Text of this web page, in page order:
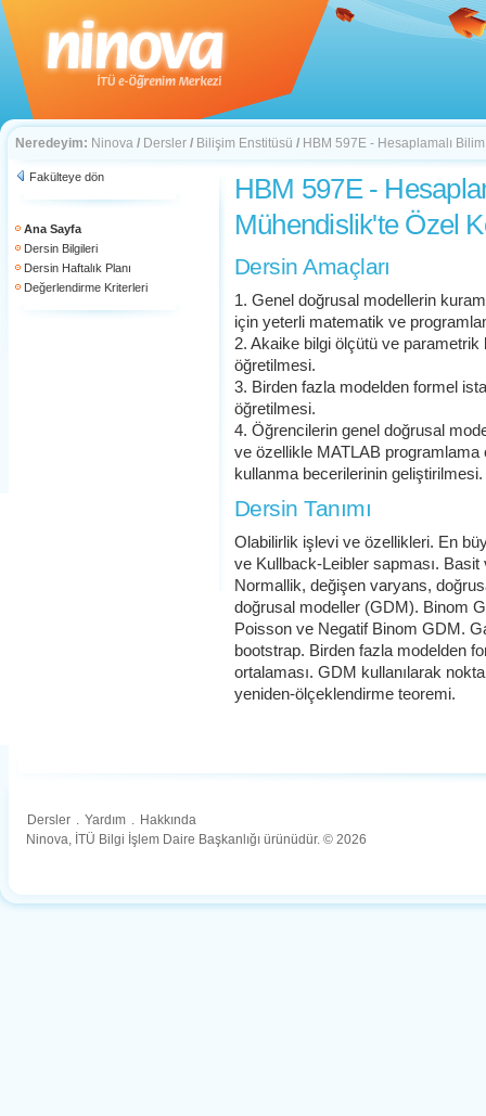
Neredeyim: Ninova / Dersler / Bilişim Enstitüsü / HBM 597E - Hesaplamalı
Fakülteye dön
Ana Sayfa
Dersin Bilgileri
Dersin Haftalık Planı
Değerlendirme Kriterleri
HBM 597E -
Mühendislik'te Özel
Dersin Amaçları
1. Genel doğrusal modellerin
için yeterli matematik ve
2. Akaike bilgi ölçütü ve
öğretilmesi.
3. Birden fazla modelden formel
öğretilmesi.
4. Öğrencilerin genel doğrusal
ve özellikle MATLAB programlama
kullanma becerilerinin geliştirilmesi.
Dersin Tanımı
Olabilirlik işlevi ve özellikleri. En
ve Kullback-Leibler sapması.
Normallik, değişen varyans,
doğrusal modeller (GDM). Binom
Poisson ve Negatif Binom GDM.
bootstrap. Birden fazla modelden
ortalaması. GDM kullanılarak
yeniden-ölçeklendirme teoremi.
Dersler . Yardım . Hakkında
Ninova, İTÜ Bilgi İşlem Daire Başkanlığı ürünüdür. © 2026